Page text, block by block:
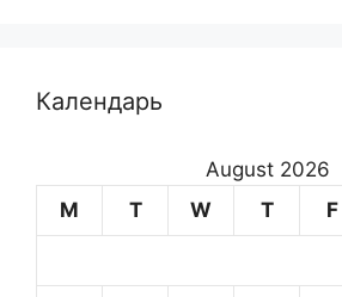
Календарь
August 2026
M
T W T F